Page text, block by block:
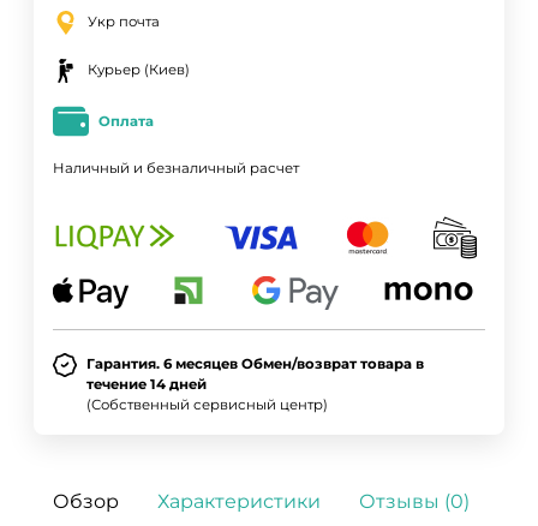
Укр почта
Курьер (Киев)
Оплата
Наличный и безналичный расчет
Гарантия. 6 месяцев Обмен/возврат товара в
течение 14 дней
(Собственный сервисный центр)
Обзор Характеристики Отзывы (0)